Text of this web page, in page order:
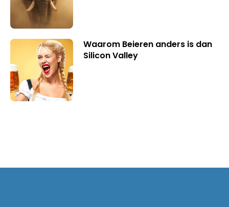
Waarom Beieren anders is dan
Silicon Valley